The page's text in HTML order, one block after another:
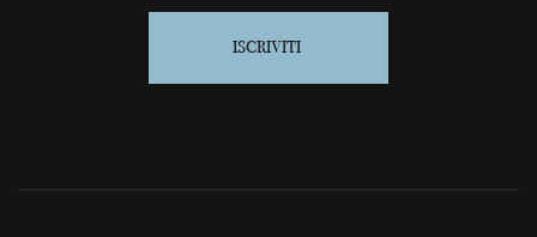
ISCRIVITI